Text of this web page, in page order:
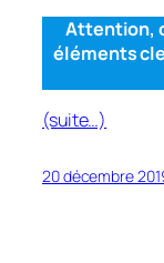
Attention,
éléments
(suite…)
20 décembre